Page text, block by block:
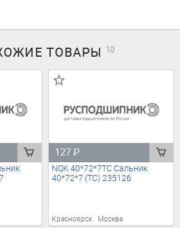
ТОВАРЫ 10
127₽
NQK 40*72*7TC Сальник
40*72*7 (TC) 235126
Красноярск Москва